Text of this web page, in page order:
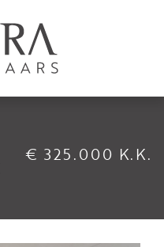
€ 325.000 K.K.